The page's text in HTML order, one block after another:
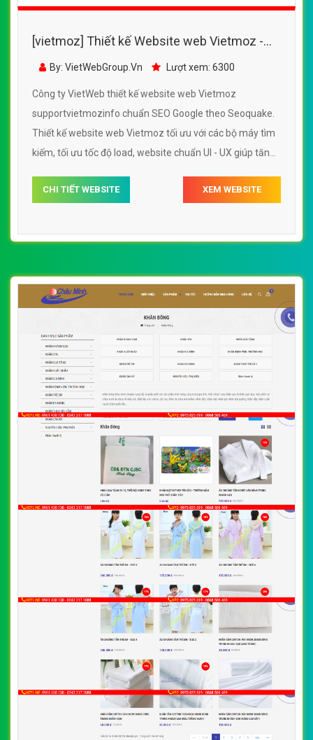
[vietmoz] Thiết kế Website web Vietmoz -
supportvietmozinfo
By: VietWebGroup.Vn Lượt xem: 6300
Công ty VietWeb thiết kế website web Vietmoz
supportvietmozinfo chuẩn SEO Google theo Seoquake.
Thiết kế website web Vietmoz tối ưu với các bộ máy tìm
kiếm, tối ưu tốc độ load, website chuẩn UI - UX giúp tăng
supportvietmozinfo
CHI TIẾT WEBSITE XEM WEBSITE